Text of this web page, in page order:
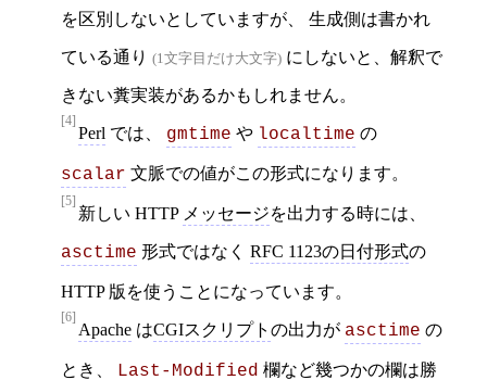
を区別しないとしていますが、 生成側は書かれ
ている通り (1文字目だけ大文字) にしないと、解釈で
きない糞実装があるかもしれません。
[4]
Perl では、 gmtime や localtime の
scalar 文脈での値がこの形式になります。
[5]
新しい HTTP メッセージを出力する時には、
asctime 形式ではなく RFC 1123の日付形式の
HTTP 版を使うことになっています。
[6]
Apache はCGIスクリプト の出力が asctime の
とき、 Last-Modified 欄など幾つかの欄は勝